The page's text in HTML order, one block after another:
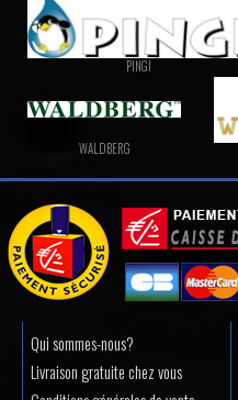
PINGI
WALDBERG
Qui sommes-nous?
Livraison gratuite chez vous